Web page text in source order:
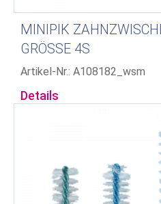
MINIPIK
GRÖSSE 4S
Artikel-Nr.: A108182_wsm
Details